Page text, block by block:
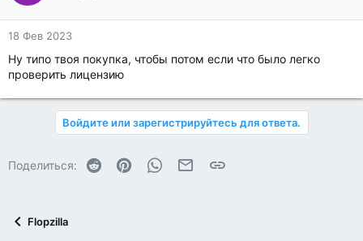
18 Фев 2023
Ну типо твоя покупка, чтобы потом если что было легко
проверить лицензию
Войдите или зарегистрируйтесь для ответа.
Поделиться: Reddit PinterestWhatsAppЭлектронная почта
Ссылка
Flopzilla